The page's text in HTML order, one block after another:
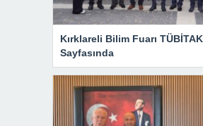
Kırklareli Bilim Fuarı
Sayfasında